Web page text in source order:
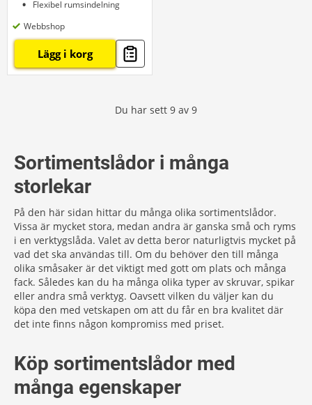
Flexibel rumsindelning
Webbshop
Lägg i korg
Du har sett 9 av 9
Sortimentslådor i många
storlekar
På den här sidan hittar du många olika sortimentslådor.
Vissa är mycket stora, medan andra är ganska små och ryms
i en verktygslåda. Valet av detta beror naturligtvis mycket på
vad det ska användas till. Om du behöver den till många
olika småsaker är det viktigt med gott om plats och många
fack. Således kan du ha många olika typer av skruvar, spikar
eller andra små verktyg. Oavsett vilken du väljer kan du
köpa den med vetskapen om att du får en bra kvalitet där
det inte finns någon kompromiss med priset.
Köp sortimentslådor med
många egenskaper